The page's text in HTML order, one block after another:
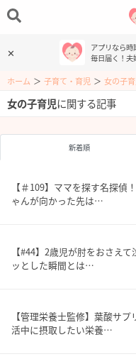
✕
アプリなら時
毎日届く！夫
ホーム ＞ 子育て・育児 ＞ 女の子
女の子育児に関する記事
新着順
【＃109】ママを探す名探偵
ゃんが向かった先は…
【#44】2歳児が肘をおさえ
ッとした瞬間とは…
【管理栄養士監修】葉酸サ
活中に摂取したい栄養…